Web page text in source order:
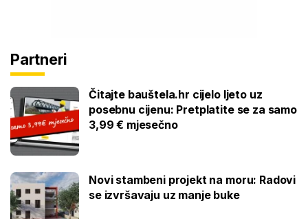
Partneri
Čitajte bauštela.hr cijelo ljeto uz
posebnu cijenu: Pretplatite se za samo
3,99 € mjesečno
Novi stambeni projekt na moru: Radovi
se izvršavaju uz manje buke